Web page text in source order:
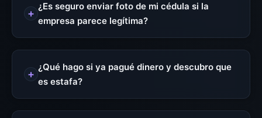
¿Es seguro enviar foto de mi cédula si la
empresa parece legítima?
¿Qué hago si ya pagué dinero y descubro que
es estafa?